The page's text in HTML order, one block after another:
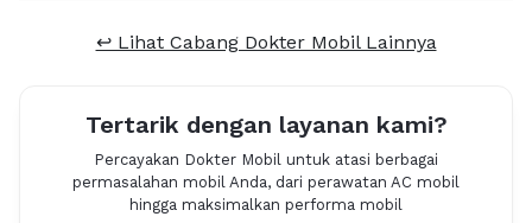
↩ Lihat Cabang Dokter Mobil Lainnya
Tertarik dengan layanan kami?
Percayakan Dokter Mobil untuk atasi berbagai
permasalahan mobil Anda, dari perawatan AC mobil
hingga maksimalkan performa mobil